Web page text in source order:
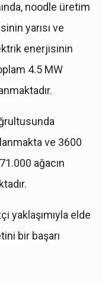
noodle üretim
yarısı ve
enerjisinin
4.5 MW
ve 3600
ağacın
yaklaşımıyla elde
bir başarı